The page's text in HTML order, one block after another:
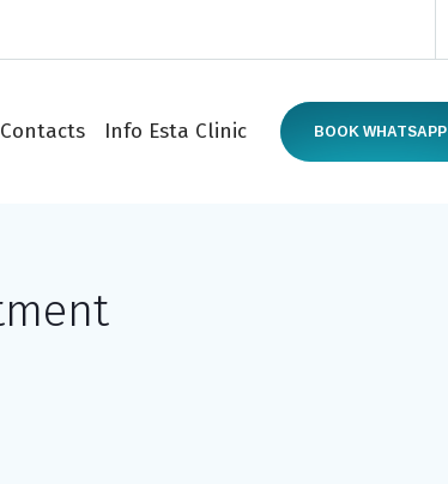
BOOK WHATSAPP
Contacts Info Esta Clinic